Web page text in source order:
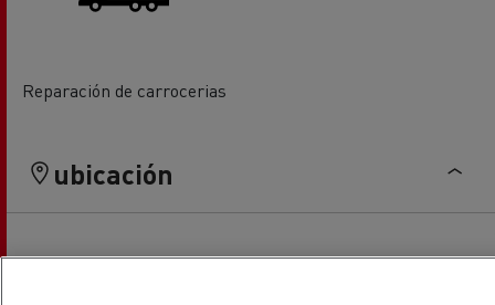
Reparación de carrocerias
ubicación